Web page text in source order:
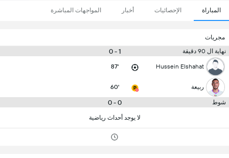
المباراة الإحصائيات أخبار المواجهات المباشرة
مجريات
نهاية ال 90 دقيقة
1 - 0
Hussein Elshahat
87'
ربيعة 60'
شوط 0 - 0
لا يوجد أحداث رياضية